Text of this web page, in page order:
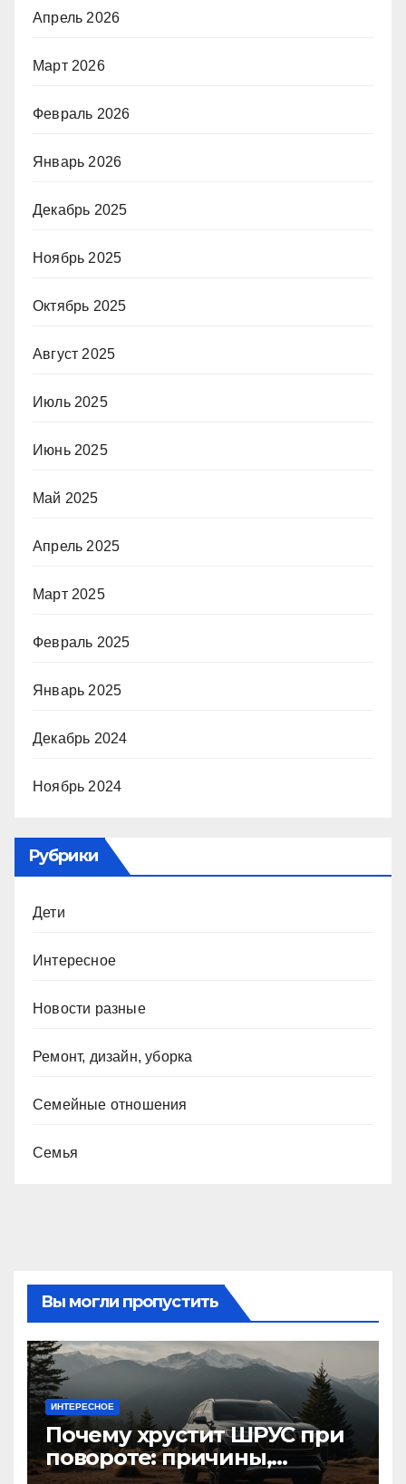
Апрель 2026
Март 2026
Февраль 2026
Январь 2026
Декабрь 2025
Ноябрь 2025
Октябрь 2025
Август 2025
Июль 2025
Июнь 2025
Май 2025
Апрель 2025
Март 2025
Февраль 2025
Январь 2025
Декабрь 2024
Ноябрь 2024
Рубрики
Дети
Интересное
Новости разные
Ремонт, дизайн, уборка
Семейные отношения
Семья
Вы могли пропустить
ИНТЕРЕСНОЕ
Почему хрустит ШРУС при
повороте: причины,